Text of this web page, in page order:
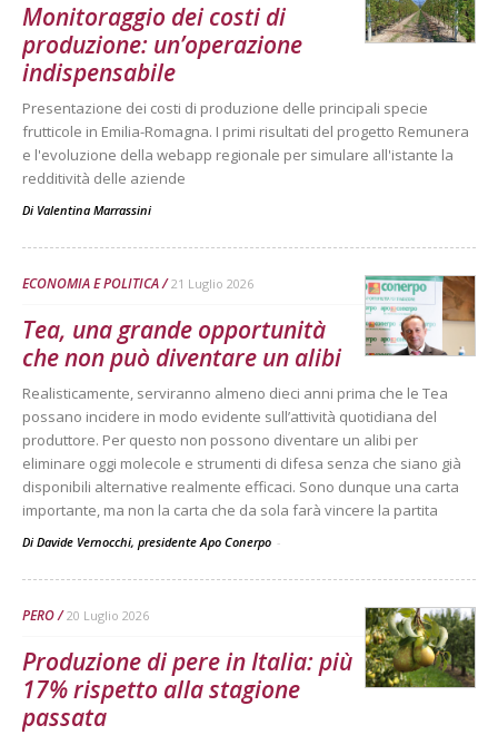
Monitoraggio dei costi di
produzione: un’operazione
indispensabile
Presentazione dei costi di produzione delle principali specie
frutticole in Emilia-Romagna. I primi risultati del progetto Remunera
e l'evoluzione della webapp regionale per simulare all'istante la
redditività delle aziende
Di Valentina Marrassini
ECONOMIA E POLITICA 21 Luglio 2026
Tea, una grande opportunità
che non può diventare un alibi
Realisticamente, serviranno almeno dieci anni prima che le Tea
possano incidere in modo evidente sull’attività quotidiana del
produttore. Per questo non possono diventare un alibi per
eliminare oggi molecole e strumenti di difesa senza che siano già
disponibili alternative realmente efficaci. Sono dunque una carta
importante, ma non la carta che da sola farà vincere la partita
Di Davide Vernocchi, presidente Apo Conerpo -
PERO 20 Luglio 2026
Produzione di pere in Italia: più
17% rispetto alla stagione
passata